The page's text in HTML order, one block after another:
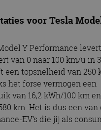
voor Tesla
Y Performance
van 0 naar 100 km/u in
een topsnelheid van 250
het forse vermogen een
van 16,2 kWh/100 km
km. Het is dus een van
EV’s die jij als